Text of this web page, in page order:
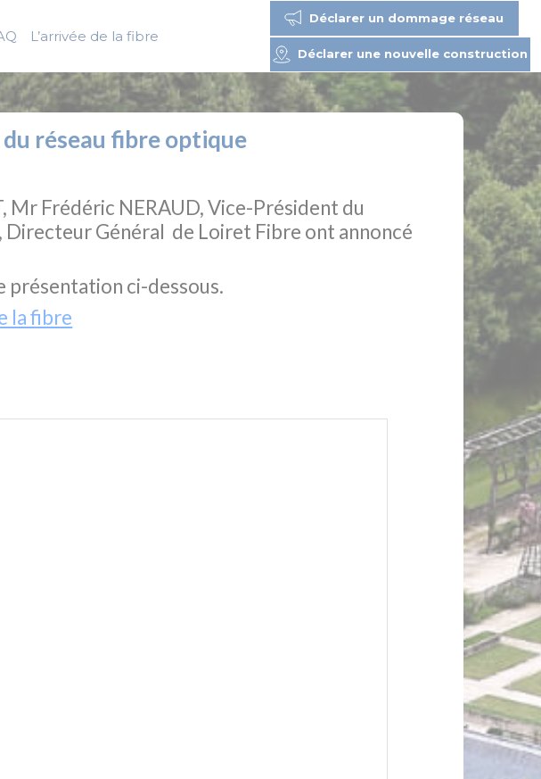
L’arrivée de la fibre
Déclarer un dommage réseau
Déclarer une nouvelle construction
du réseau fibre optique
Mr Frédéric NERAUD, Vice-Président du
Général de Loiret Fibre ont annoncé
présentation ci-dessous.
la fibre